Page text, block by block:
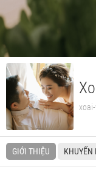
GIỚI THIỆU KHUYẾN